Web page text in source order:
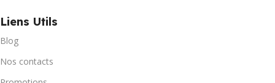
Liens Utils
Blog
Nos contacts